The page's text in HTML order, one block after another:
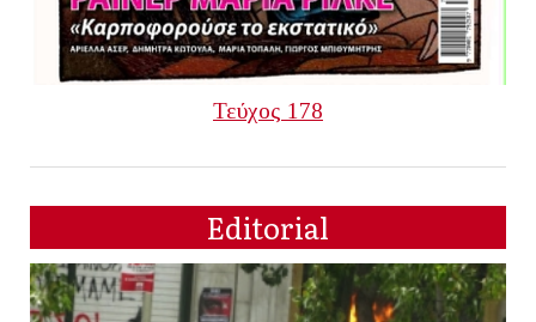
Τεύχος 178
Editorial